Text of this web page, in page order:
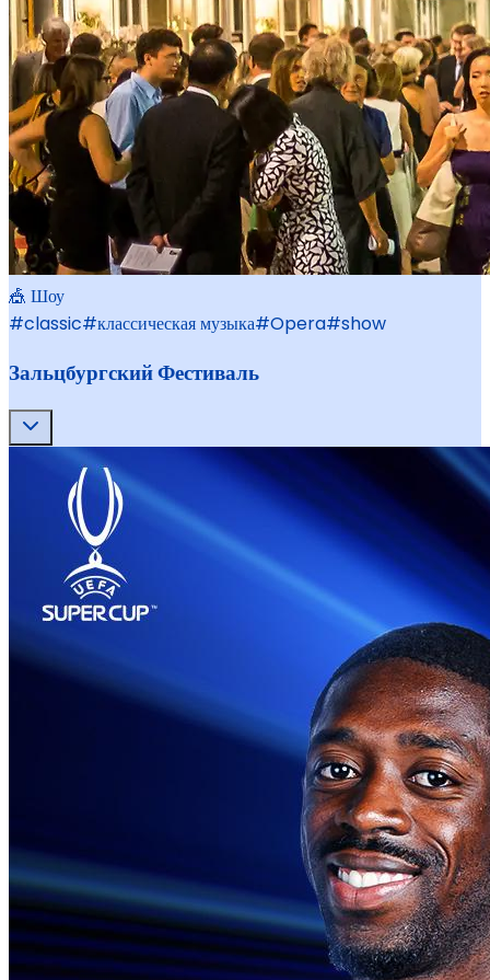
🎪 Шоу
#classic#классическая музыка#Opera#show
Зальцбургский Фестиваль